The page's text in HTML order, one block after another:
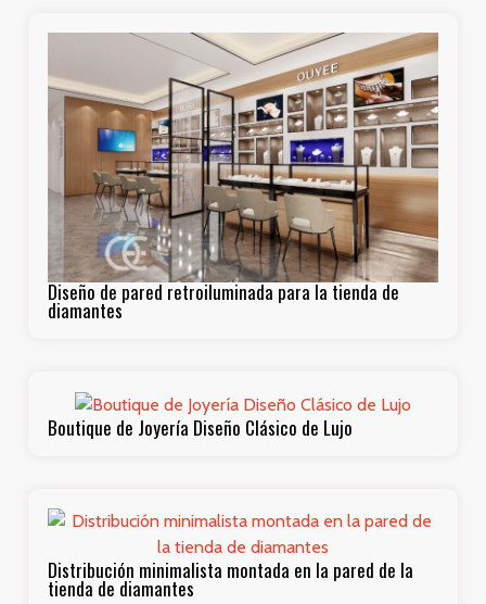
Diseño de pared retroiluminada para la tienda de
diamantes
Boutique de Joyería Diseño Clásico de Lujo
Distribución minimalista montada en la pared de la
tienda de diamantes